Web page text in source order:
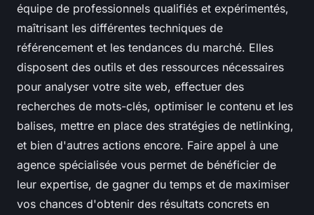
équipe de professionnels qualifiés et expérimentés,
maîtrisant les différentes techniques de
référencement et les tendances du marché. Elles
disposent des outils et des ressources nécessaires
pour analyser votre site web, effectuer des
recherches de mots-clés, optimiser le contenu et les
balises, mettre en place des stratégies de netlinking,
et bien d'autres actions encore. Faire appel à une
agence spécialisée vous permet de bénéficier de
leur expertise, de gagner du temps et de maximiser
vos chances d'obtenir des résultats concrets en